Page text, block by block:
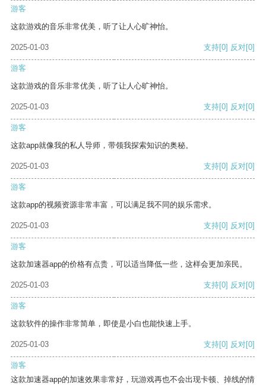
游客
这款游戏的音乐非常优美，听了让人心旷神怡。
2025-01-03 支持[0] 反对[0]
游客
这款游戏的音乐非常优美，听了让人心旷神怡。
2025-01-03 支持[0] 反对[0]
游客
这款app就像我的私人导师，带领我探索知识的奥秘。
2025-01-03 支持[0] 反对[0]
游客
这款app的视频资源非常丰富，可以满足我不同的娱乐需求。
2025-01-03 支持[0] 反对[0]
游客
这款加速器app的价格有点贵，可以适当降低一些，这样会更加亲民。
2025-01-03 支持[0] 反对[0]
游客
这款软件的操作非常简单，即使是小白也能快速上手。
2025-01-03 支持[0] 反对[0]
游客
这款加速器app的加速效果非常好，玩游戏再也不会出现卡顿、掉线的情